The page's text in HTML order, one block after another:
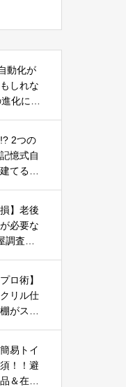
動化が
しれな
化につ
2つの
憶式自
てる健
】老後
必要な
査か
ロ術】
リル仕
がスッ
易トイ
！！避
＆在宅